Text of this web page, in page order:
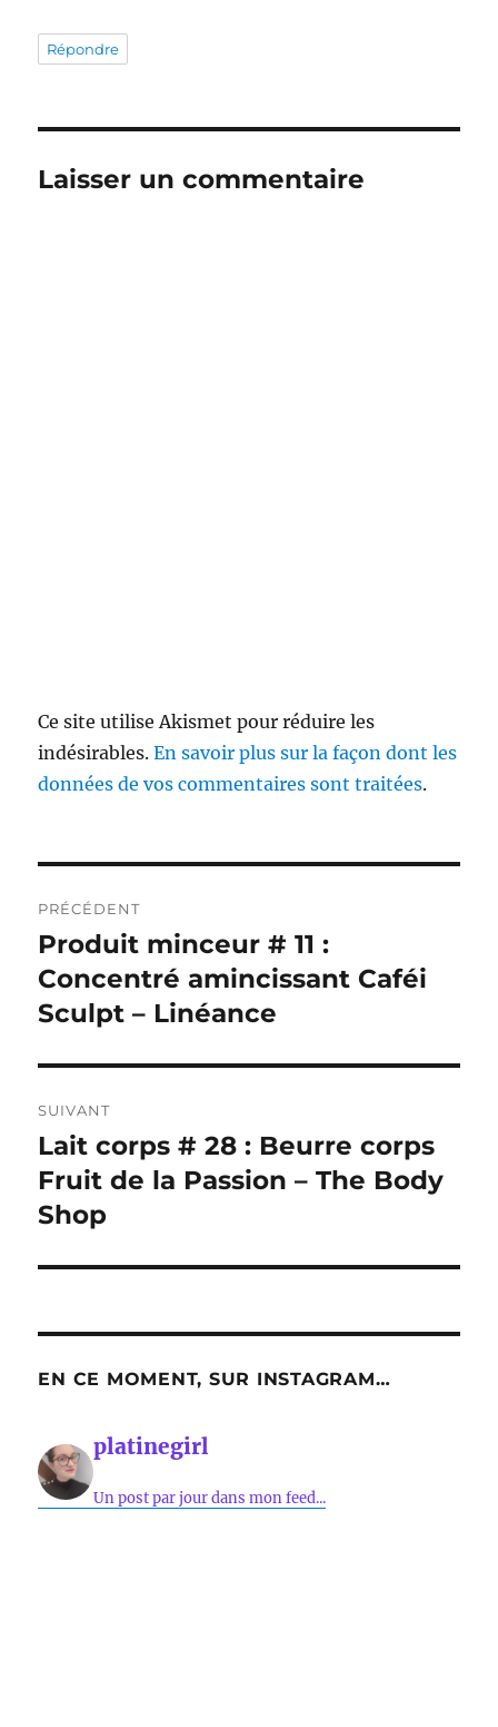
Répondre
Laisser un commentaire
Ce site utilise Akismet pour réduire les
indésirables.En savoir plus sur la façon dont les
données de vos commentaires sont traitées.
de
l’article
PRÉCÉDENT
Publication
précédente :
Produit minceur # 11 :
Concentré amincissant Caféi
Sculpt – Linéance
SUIVANT
Publication
suivante :
Lait corps # 28 : Beurre corps
Fruit de la Passion – The Body
Shop
EN CE MOMENT, SUR INSTAGRAM…
platinegirl
Un post par jour dans mon feed...